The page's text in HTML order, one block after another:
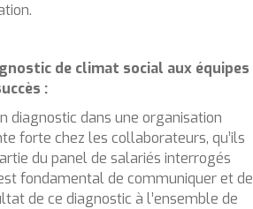
de climat social aux équipes
:
diagnostic dans une organisation
forte chez les collaborateurs, qu’ils
du panel de salariés interrogés
fondamental de communiquer et de
de ce diagnostic à l’ensemble de